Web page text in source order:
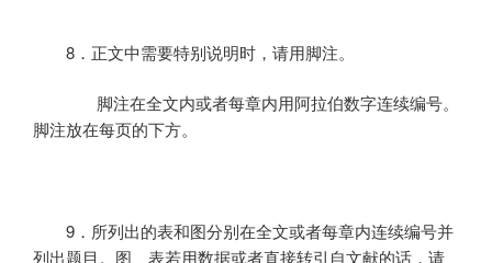
8 ．正文中需要特别说明时，请用脚注。
脚注在全文内或者每章内用阿拉伯数字连续编号。
脚注放在每页的下方。
9 ．所列出的表和图分别在全文或者每章内连续编号并
列出题目。图、表若用数据或者直接转引自文献的话，请